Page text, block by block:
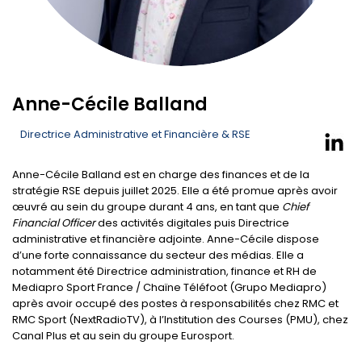
Anne-Cécile Balland
Directrice Administrative et Financière & RSE
Anne-Cécile Balland est en charge des finances et de la
stratégie RSE depuis juillet 2025. Elle a été promue après avoir
œuvré au sein du groupe durant 4 ans, en tant que Chief
Financial Officerdes activités digitales puis Directrice
administrative et financière adjointe. Anne-Cécile dispose
d’une forte connaissance du secteur des médias. Elle a
notamment été Directrice administration, finance et RH de
Mediapro Sport France / Chaïne Téléfoot (Grupo Mediapro)
après avoir occupé des postes à responsabilités chez RMC et
RMC Sport (NextRadioTV), à l’Institution des Courses (PMU), chez
Canal Plus et au sein du groupe Eurosport.